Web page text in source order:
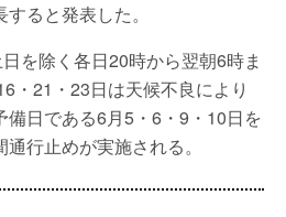
ると発表した。
を除く各日20時から翌朝6時ま
・21・23日は天候不良により
日である6月5・6・9・10日を
行止めが実施される。